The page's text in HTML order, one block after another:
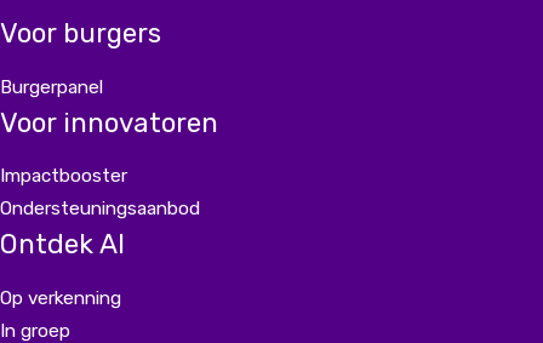
Voor burgers
Burgerpanel
Voor innovatoren
Impactbooster
Ondersteuningsaanbod
Ontdek AI
Op verkenning
In groep